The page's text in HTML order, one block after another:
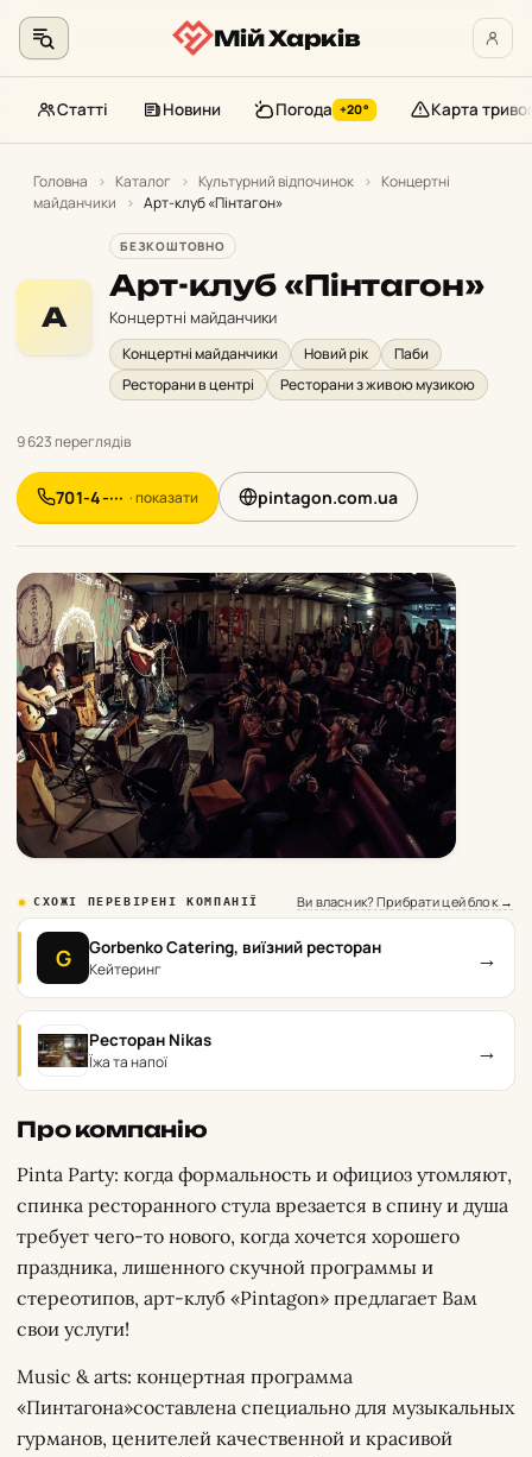
контенту
Мій Харків
Статті Новини Погода +20° Карта
Головна › Каталог › Культурний відпочинок › Концертні
майданчики
› Арт-клуб «Пінтагон»
А
БЕЗКОШТОВНО
Арт-клуб «Пінтагон»
Концертні майданчики
Концертні майданчики Новий рік
Паби
Ресторани в центрі
Ресторани з живою музикою
9 623 переглядів
701-4-··· · показати pintagon.com.ua
СХОЖІ ПЕРЕВІРЕНІ КОМПАНІЇ Ви власник? Прибрати цей блок →
G Gorbenko Catering, виїзний ресторан
Кейтеринг →
Ресторан Nikas
Їжа та напої →
Про компанію
Pinta Party: когда формальность и официоз утомляют,
спинка ресторанного стула врезается в спину и душа
требует чего-то нового, когда хочется хорошего
праздника, лишенного скучной программы и
стереотипов, арт-клуб «Pintagon» предлагает Вам
свои услуги!
Music & arts: концертная программа
«Пинтагона»составлена специально для музыкальных
гурманов, ценителей качественной и красивой